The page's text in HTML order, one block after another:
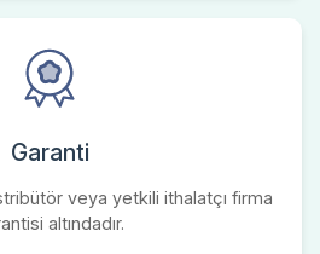
Garanti
veya yetkili ithalatçı firma
altındadır.